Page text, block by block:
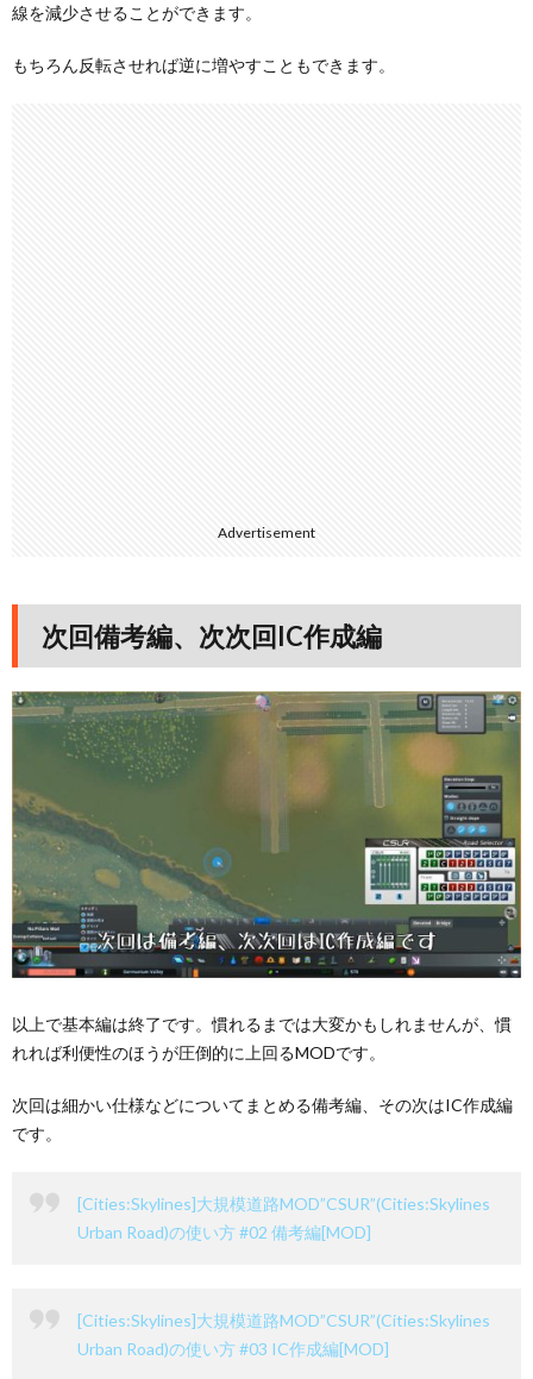
線を減少させることができます。
もちろん反転させれば逆に増やすこともできます。
Advertisement
次回備考編、次次回IC作成編
以上で基本編は終了です。慣れるまでは大変かもしれませんが、慣
れれば利便性のほうが圧倒的に上回るMODです。
次回は細かい仕様などについてまとめる備考編、その次はIC作成編
です。
[Cities:Skylines]大規模道路MOD”CSUR”(Cities:Skylines
Urban Road)の使い方 #02 備考編[MOD]
[Cities:Skylines]大規模道路MOD”CSUR”(Cities:Skylines
Urban Road)の使い方 #03 IC作成編[MOD]